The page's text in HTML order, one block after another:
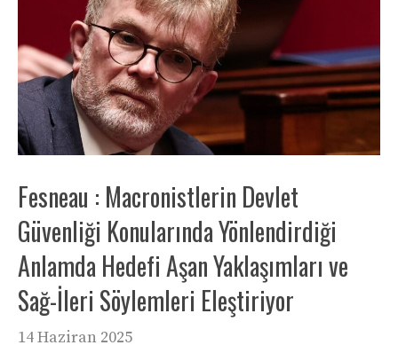
Fesneau : Macronistlerin Devlet
Güvenliği Konularında Yönlendirdiği
Anlamda Hedefi Aşan Yaklaşımları ve
Sağ-İleri Söylemleri Eleştiriyor
14 Haziran 2025